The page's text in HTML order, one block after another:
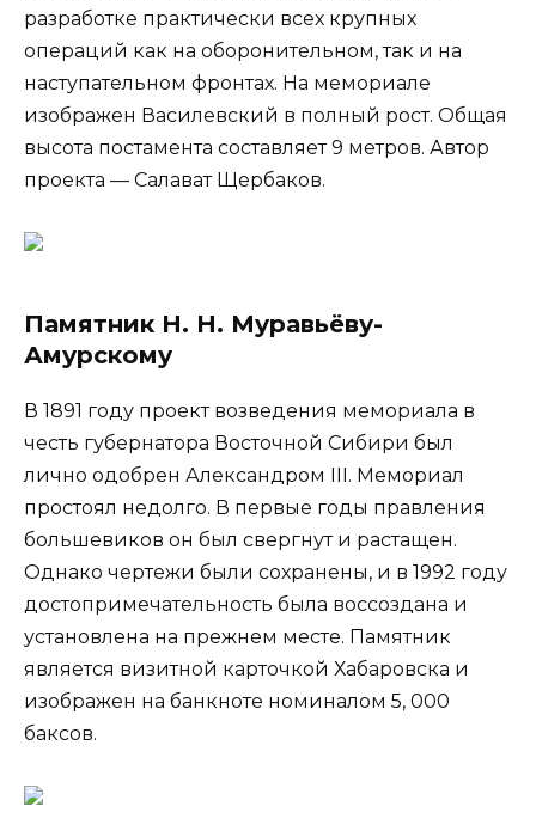
разработке практически всех крупных
операций как на оборонительном, так и на
наступательном фронтах. На мемориале
изображен Василевский в полный рост. Общая
высота постамента составляет 9 метров. Автор
проекта — Салават Щербаков.
Памятник Н. Н. Муравьёву-
Амурскому
В 1891 году проект возведения мемориала в
честь губернатора Восточной Сибири был
лично одобрен Александром III. Мемориал
простоял недолго. В первые годы правления
большевиков он был свергнут и растащен.
Однако чертежи были сохранены, и в 1992 году
достопримечательность была воссоздана и
установлена на прежнем месте. Памятник
является визитной карточкой Хабаровска и
изображен на банкноте номиналом 5, 000
баксов.